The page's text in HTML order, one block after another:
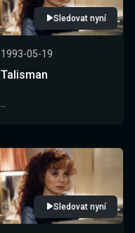
Sledovat nyní
1993-05-19
Talisman
--
Sledovat nyní